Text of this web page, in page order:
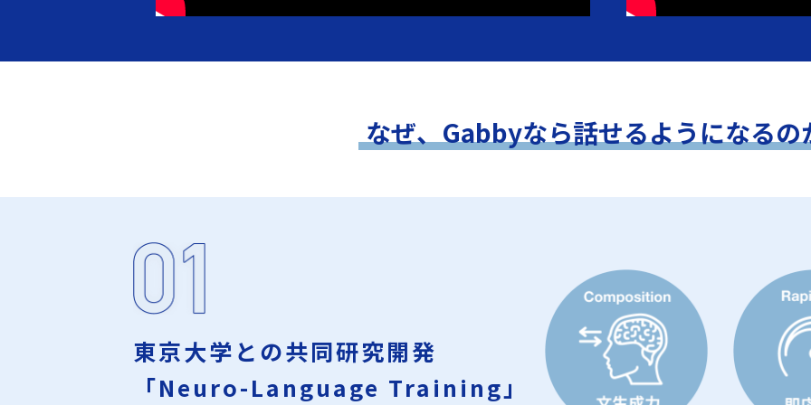
なぜ、Gabbyなら話せるようになるの
東京大学との共同研究開発
「Neuro-Language Training」